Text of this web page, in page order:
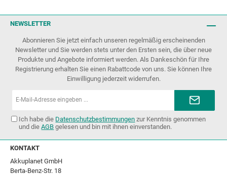
NEWSLETTER
Abonnieren Sie jetzt einfach unseren regelmäßig erscheinenden
Newsletter und Sie werden stets unter den Ersten sein, die über neue
Produkte und Angebote informiert werden. Als Dankeschön für Ihre
Registrierung erhalten Sie einen Rabattcode von uns. Sie können Ihre
Einwilligung jederzeit widerrufen.
Ich habe die Datenschutzbestimmungen zur Kenntnis genommen
und dieAGB gelesen und bin mit ihnen einverstanden.
KONTAKT
Akkuplanet GmbH
Berta-Benz-Str. 18